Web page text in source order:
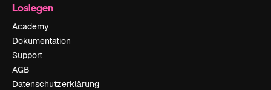
Loslegen
Academy
Dokumentation
Support
AGB
Datenschutzerklärung